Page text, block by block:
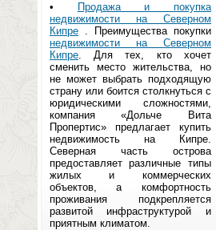
•
Продажа и покупка
недвижимости на Северном
Кипре . Преимущества покупки
недвижимости на Северном
Кипре. Для тех, кто хочет
сменить место жительства, но
не может выбрать подходящую
страну или боится столкнуться с
юридическими сложностями,
компания «Дольче Вита
Пропертис» предлагает купить
недвижимость на Кипре.
Северная часть острова
предоставляет различные типы
жилых и коммерческих
объектов, а комфортность
проживания подкрепляется
развитой инфраструктурой и
приятным климатом.